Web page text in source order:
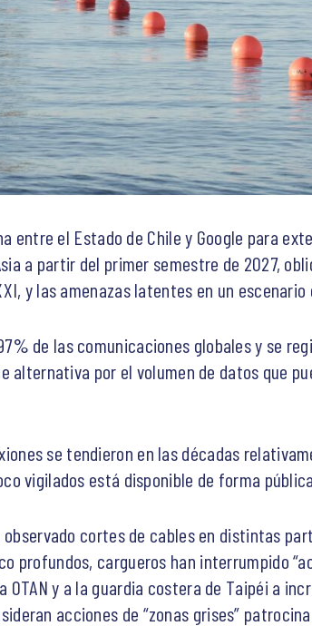
entre el Estado de Chile y Google para
a partir del primer semestre de 2027,
y las amenazas latentes en un
de las comunicaciones globales y se
alternativa por el volumen de datos que
se tendieron en las décadas
vigilados está disponible de forma
observado cortes de cables en distintas
profundos, cargueros han interrumpido
OTAN y a la guardia costera de Taipéi a
acciones de “zonas grises”